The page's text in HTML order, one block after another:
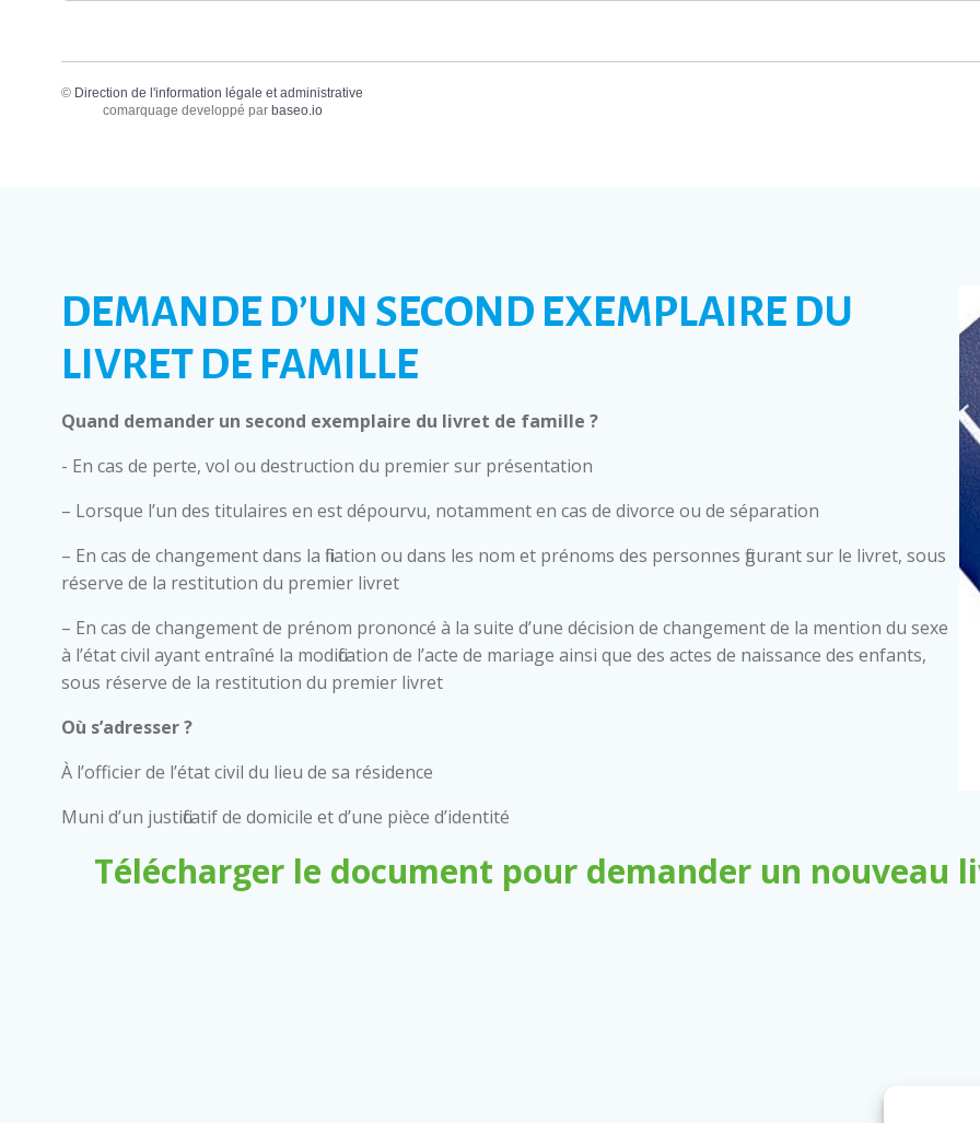
© Direction de l'information légale et administrative
comarquage developpé par baseo.io
DEMANDE D’UN SECOND EXEMPLAIRE DU
LIVRET DE FAMILLE
Quand demander un second exemplaire du livret de famille ?
- En cas de perte, vol ou destruction du premier sur présentation
– Lorsque l’un des titulaires en est dépourvu, notamment en cas de divorce ou de séparation
– En cas de changement dans la filiation ou dans les nom et prénoms des personnes figurant sur le livret, sous
réserve de la restitution du premier livret
– En cas de changement de prénom prononcé à la suite d’une décision de changement de la mention du sexe
à l’état civil ayant entraîné la modification de l’acte de mariage ainsi que des actes de naissance des enfants,
sous réserve de la restitution du premier livret
Où s’adresser ?
À l’officier de l’état civil du lieu de sa résidence
Muni d’un justificatif de domicile et d’une pièce d’identité
Télécharger le document pour demander un nouveau